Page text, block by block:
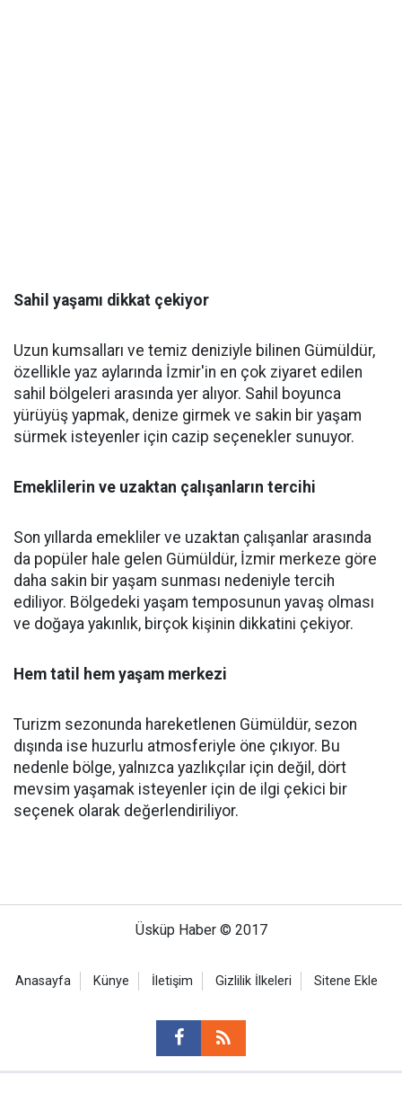
Sahil yaşamı dikkat çekiyor
Uzun kumsalları ve temiz deniziyle bilinen Gümüldür,
özellikle yaz aylarında İzmir'in en çok ziyaret edilen
sahil bölgeleri arasında yer alıyor. Sahil boyunca
yürüyüş yapmak, denize girmek ve sakin bir yaşam
sürmek isteyenler için cazip seçenekler sunuyor.
Emeklilerin ve uzaktan çalışanların tercihi
Son yıllarda emekliler ve uzaktan çalışanlar arasında
da popüler hale gelen Gümüldür, İzmir merkeze göre
daha sakin bir yaşam sunması nedeniyle tercih
ediliyor. Bölgedeki yaşam temposunun yavaş olması
ve doğaya yakınlık, birçok kişinin dikkatini çekiyor.
Hem tatil hem yaşam merkezi
Turizm sezonunda hareketlenen Gümüldür, sezon
dışında ise huzurlu atmosferiyle öne çıkıyor. Bu
nedenle bölge, yalnızca yazlıkçılar için değil, dört
mevsim yaşamak isteyenler için de ilgi çekici bir
seçenek olarak değerlendiriliyor.
Üsküp Haber © 2017
Anasayfa Künye İletişim Gizlilik İlkeleri Sitene Ekle